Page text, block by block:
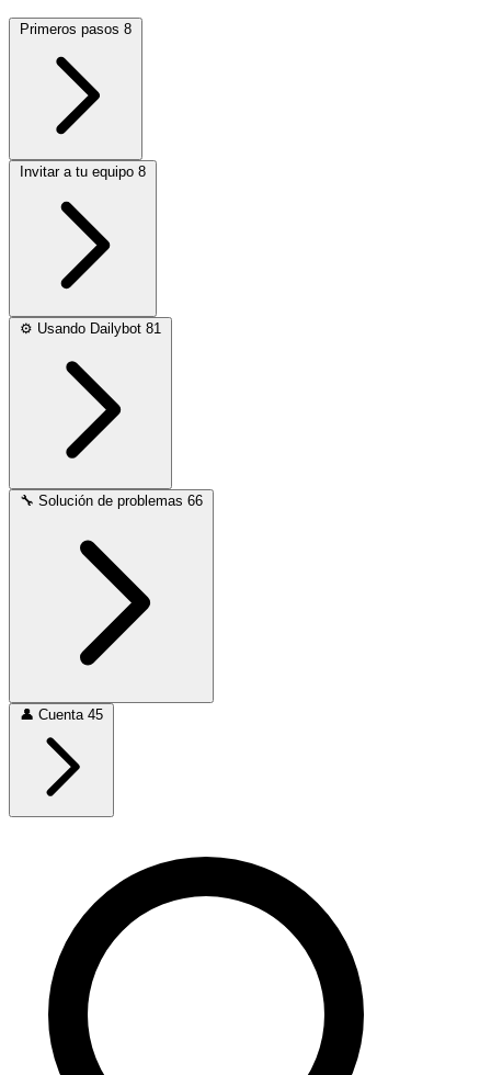
Primeros pasos 8
Invitar a tu equipo 8
⚙️ Usando Dailybot 81
🔧 Solución de problemas 66
👤 Cuenta 45